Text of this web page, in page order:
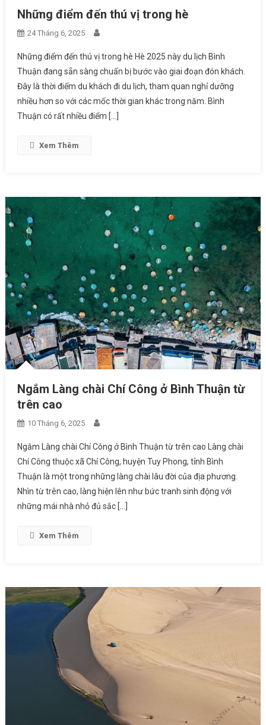
Những điểm đến thú vị trong hè
24 Tháng 6, 2025
Những điểm đến thú vị trong hè Hè 2025 này du lịch Bình
Thuận đang sẵn sàng chuẩn bị bước vào giai đoạn đón khách.
Đây là thời điểm du khách đi du lịch, tham quan nghỉ dưỡng
nhiều hơn so với các mốc thời gian khác trong năm. Bình
Thuận có rất nhiều điểm […]
Xem Thêm
Ngắm Làng chài Chí Công ở Bình Thuận từ
trên cao
10 Tháng 6, 2025
Ngắm Làng chài Chí Công ở Bình Thuận từ trên cao Làng chài
Chí Công thuộc xã Chí Công, huyện Tuy Phong, tỉnh Bình
Thuận là một trong những làng chài lâu đời của địa phương.
Nhìn từ trên cao, làng hiện lên như bức tranh sinh động với
những mái nhà nhỏ đủ sắc […]
Xem Thêm